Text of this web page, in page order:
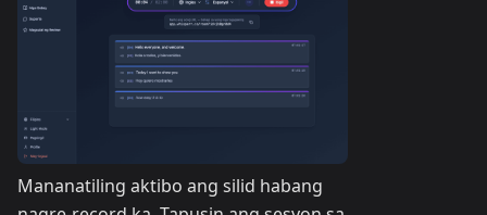
Mananatiling aktibo ang silid habang